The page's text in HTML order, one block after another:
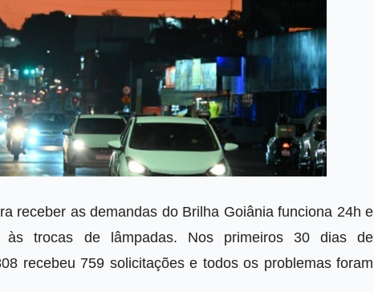
receber as demandas do Brilha Goiânia funciona 24h e
às trocas de lâmpadas. Nos primeiros 30 dias de
recebeu 759 solicitações e todos os problemas foram